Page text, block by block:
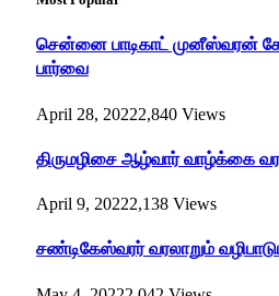
சென்னை பாடிகாட் முனீஸ்வரன்
பார்வை
April 28, 20222,840 Views
திருமழிசை ஆழ்வார் வாழ்க்கை
April 9, 20222,138 Views
சண்டிகேஸ்வரர் வரலாறும்